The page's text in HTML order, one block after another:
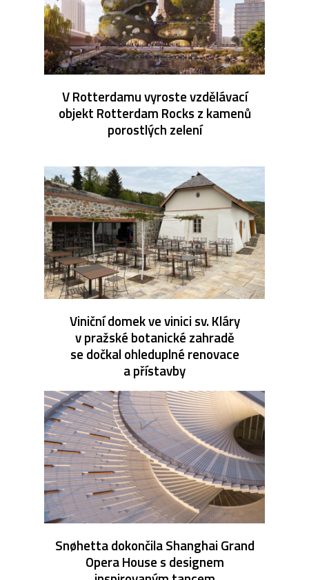
V Rotterdamu vyroste vzdělávací
objekt Rotterdam Rocks z kamenů
porostlých zelení
Viniční domek ve vinici sv. Kláry
v pražské botanické zahradě
se dočkal ohleduplné renovace
a přístavby
Snøhetta dokončila Shanghai Grand
Opera House s designem